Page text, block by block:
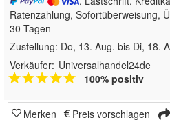
Ratenzahlung, Sofortüberweisung,
30 Tagen
Zustellung: Do, 13. Aug. bis Di, 18.
Verkäufer: Universalhandel24de
100% positiv
Merken Preis vorschlagen